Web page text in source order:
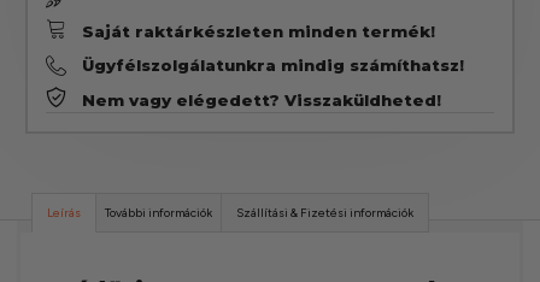
Saját raktárkészleten minden termék!
Ügyfélszolgálatunkra mindig számíthatsz!
Nem vagy elégedett? Visszaküldheted!
Leírás További információk Szállítási & Fizetési információk